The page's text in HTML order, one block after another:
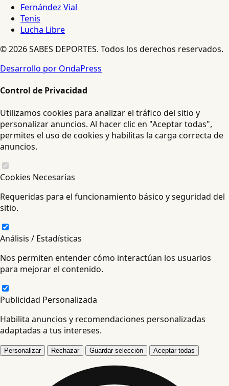
Fernández Vial
Tenis
Lucha Libre
© 2026 SABES DEPORTES. Todos los derechos reservados.
Desarrollo por OndaPress
Control de Privacidad
Utilizamos cookies para analizar el tráfico del sitio y
personalizar anuncios. Al hacer clic en "Aceptar todas",
permites el uso de cookies y habilitas la carga correcta de
anuncios.
Cookies Necesarias
Requeridas para el funcionamiento básico y seguridad del
sitio.
Análisis / Estadísticas
Nos permiten entender cómo interactúan los usuarios
para mejorar el contenido.
Publicidad Personalizada
Habilita anuncios y recomendaciones personalizadas
adaptadas a tus intereses.
Personalizar Rechazar Guardar selección Aceptar todas